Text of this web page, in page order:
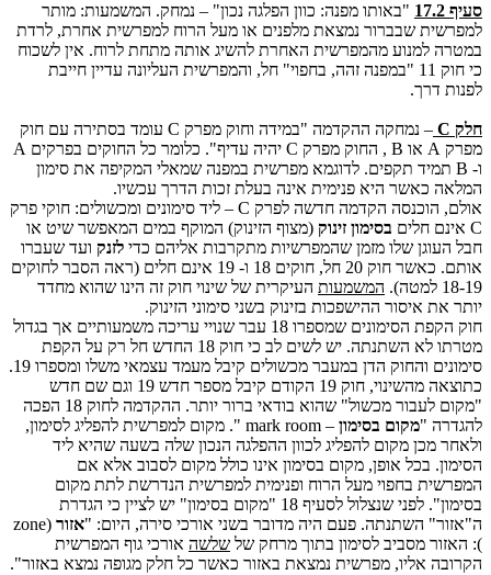
סעיף 17.2
"באותו מפנה: כוון הפלגה נכון" – נמחק. המשמעות: מותר
למפרשית שבברור נמצאת מלפנים או מעל הרוח למפרשית אחרת, לרדת
במטרה למנוע מהמפרשית האחרת להשיג אותה מתחת לרוח. אין לשכוח
כי חוק 11 "במפנה זהה, בחפוי" חל, והמפרשית העליונה עדיין חייבת
לפנות דרך.
חלק C
– נמחקה ההקדמה "במידה וחוק מפרק C עומד בסתירה עם חוק
מפרק A או B , החוק מפרק C יהיה עדיף". כלומר כל החוקים בפרקים A
ו- B תמיד תקפים. לדוגמא מפרשית במפנה שמאלי המקיפה את סימון
המלאה כאשר היא פנימית אינה בעלת זכות הדרך עכשיו.
אולם, הוכנסה הקדמה חדשה לפרק C – ליד סימונים ומכשולים: חוקי פרק
C אינם חלים
בסימון זינוק (מצוף הזינוק) המוקף במים המאפשר שיט או
חבל העוגן שלו מזמן שהמפרשיות מתקרבות אליהם כדי לזנק ועד שעברו
אותם. כאשר חוק 20 חל, חוקים 18 ו- 19 אינם חלים (ראה הסבר לחוקים
18-19 למטה).
המשמעות העיקרית של שינוי חוק זה הינו שהוא מחדד
יותר את איסור ההישפכות בזינוק בשני סימוני הזינוק.
חוק הקפת הסימונים שמספרו 18 עבר שנויי עריכה משמעותיים אך בגדול
מטרתו לא השתנתה. יש לשים לב כי חוק 18 החדש חל רק על הקפת
סימונים והחוק הדן במעבר מכשולים קיבל מעמד עצמאי משלו ומספרו 19.
כתוצאה מהשינוי, חוק 19 הקודם קיבל מספר חדש 19 וגם שם חדש
"מקום לעבור מכשול" שהוא בודאי ברור יותר. ההקדמה לחוק 18 הפכה
להגדרה "מקום בסימון
– mark room ". מקום למפרשית להפליג לסימון,
ולאחר מכן מקום להפליג לכוון ההפלגה הנכון שלה בשעה שהיא ליד
הסימון. בכל אופן, מקום בסימון אינו כולל מקום לסבוב אלא אם
המפרשית בחפוי מעל הרוח ופנימית למפרשית הנדרשת לתת מקום
בסימון". לפני שנצלול לסעיף 18 "מקום בסימון" יש לציין כי הגדרת
ה"אזור" השתנתה. פעם היה מדובר בשני אורכי סירה, היום: "אזור (zone
): האזור מסביב לסימון בתוך מרחק של שלשה אורכי גוף המפרשית
הקרובה אליו, מפרשית נמצאת באזור כאשר כל חלק מגופה נמצא באזור".